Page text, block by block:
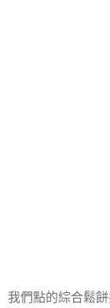
我們點的綜合鬆